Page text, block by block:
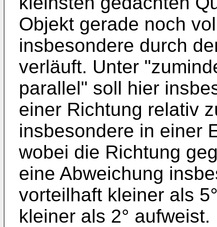
Objekt gerade noch
insbesondere durch
verläuft. Unter
parallel" soll hier
einer Richtung relativ
insbesondere in einer
wobei die Richtung
eine Abweichung
vorteilhaft kleiner als
kleiner als 2° aufweist.